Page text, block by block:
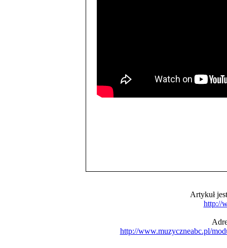
Artykuł
http://
http://www.muzyczneabc.pl/